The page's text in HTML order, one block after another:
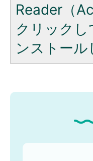
Reader（
クリック
ンストール